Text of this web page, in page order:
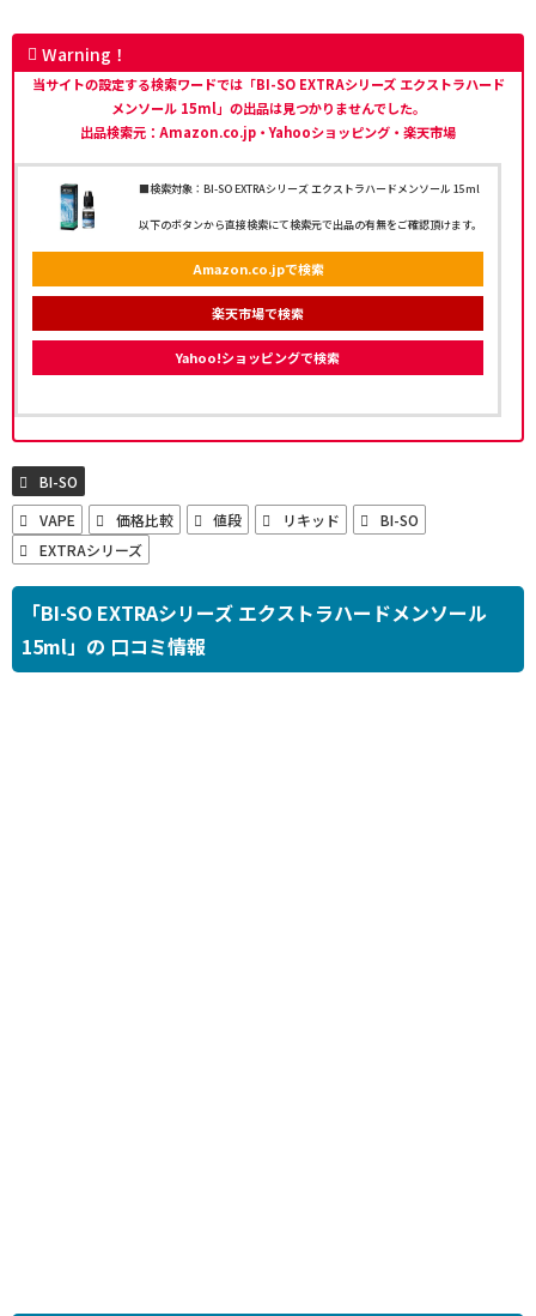
Warning！
当サイトの設定する検索ワードでは「BI-SO EXTRAシリーズ エクストラハード
メンソール 15ml」の出品は見つかりませんでした。
出品検索元：Amazon.co.jp・Yahooショッピング・楽天市場
■検索対象：BI-SO EXTRAシリーズ エクストラハードメンソール 15ml
以下のボタンから直接検索にて検索元で出品の有無をご確認頂けます。
Amazon.co.jpで検索
楽天市場で検索
Yahoo!ショッピングで検索
BI-SO
VAPE
価格比較 値段 リキッド
BI-SO
EXTRAシリーズ
「BI-SO EXTRAシリーズ エクストラハードメンソール
15ml」の 口コミ情報